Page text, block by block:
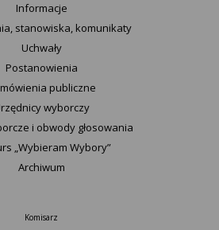
Informacje
stanowiska, komunikaty
Uchwały
Postanowienia
publiczne
wyborczy
i obwody głosowania
„Wybieram Wybory”
Archiwum
Komisarz